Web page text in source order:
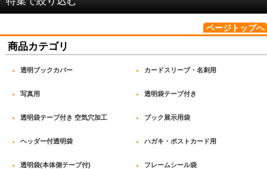
OPP袋 テープ付_#25
OPP袋(本体側テープ付)_開閉自在テープ
OPP袋(本体側テープ付)_密着テープ
ページトップへ
商品カテゴリ
透明ブックカバー カードスリーブ・名刺用
写真用 透明袋テープ付き
透明袋テープ付き 空気穴加工 ブック展示用袋
ヘッダー付透明袋 ハガキ・ポストカード用
透明袋(本体側テープ付) フレームシール袋